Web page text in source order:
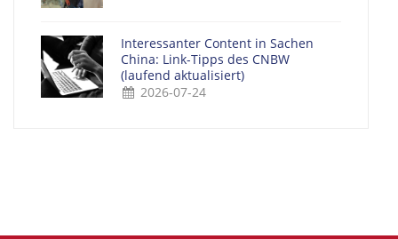
Interessanter Content in Sachen
China: Link-Tipps des CNBW
(laufend aktualisiert)
2026-07-24